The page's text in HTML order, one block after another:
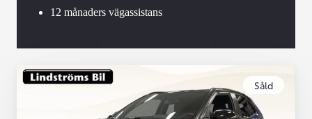
12 månaders vägassistans
Såld